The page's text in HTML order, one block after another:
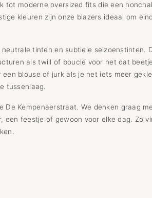
tot moderne oversized fits die een
kleuren zijn onze blazers ideaal om
tinten en subtiele seizoenstinten.
als twill of bouclé voor net dat
blouse of jurk als je net iets meer
tussenlaag.
Kempenaerstraat. We denken graag
een feestje of gewoon voor elke dag. Zo